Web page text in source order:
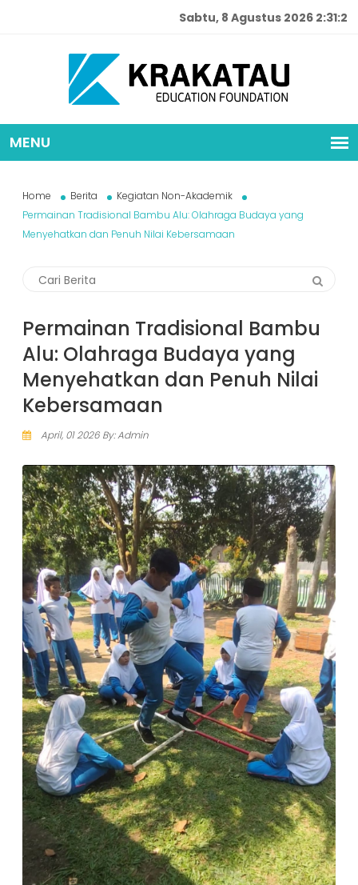
Sabtu, 8 Agustus 2026 2:31:3
Home Berita
Kegiatan Non-Akademik
Permainan Tradisional Bambu Alu: Olahraga Budaya yang
Menyehatkan dan Penuh Nilai Kebersamaan
Permainan Tradisional Bambu
Alu: Olahraga Budaya yang
Menyehatkan dan Penuh Nilai
Kebersamaan
April, 01 2026 By: Admin